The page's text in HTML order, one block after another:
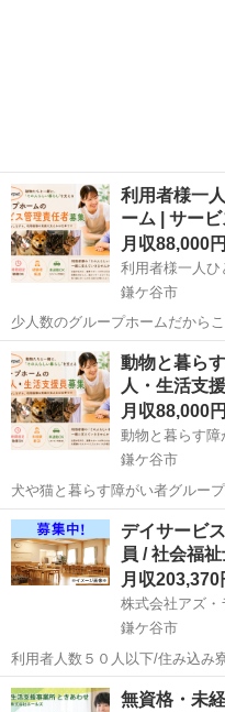
利用者様一
ーム | サー
月収88,000円
鎌ケ谷市
少人数のグループホームだから
る環境です。 犬や猫と暮らす温
実現を支えるサービス管理責任
内に6棟展開中！事業拡大につき1
千葉 鎌ケ谷市 その他
動物と暮ら
人・生活支
月収88,000円
鎌ケ谷市
犬や猫と暮らす障がい者グルー
週1日～勤務OK。利用者様との
す。 未経験からスタートしたス
人に寄り添う仕事がしたい方に...
千葉 鎌ケ谷市 介護福祉
デイサービ
員 / 社会福
月収203,370
株式会社アズ
鎌ケ谷市
利用者人数５０人以下/住み込み寮完備 【施設名】 株式会
イフケア あずみ苑鎌ヶ谷 【勤務地】 千葉県 鎌ケ谷市 【アクセス】
鎌ケ谷駅から徒歩20分 鎌ケ谷駅/馬
千葉 鎌ケ谷市 介護士
無資格・未